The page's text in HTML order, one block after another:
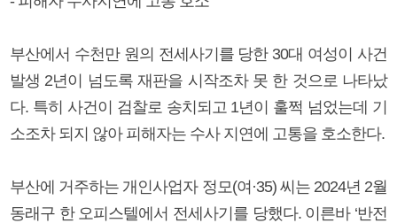
부산에서 수천만 원의 전세사기를 당한 30대 여성이 사건
발생 2년이 넘도록 재판을 시작조차 못 한 것으로 나타났
다. 특히 사건이 검찰로 송치되고 1년이 훌쩍 넘었는데 기
소조차 되지 않아 피해자는 수사 지연에 고통을 호소한다.
부산에 거주하는 개인사업자 정모(여·35) 씨는 2024년 2월
동래구 한 오피스텔에서 전세사기를 당했다. 이른바 ‘반전